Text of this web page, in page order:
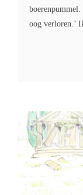
oog verloren.’